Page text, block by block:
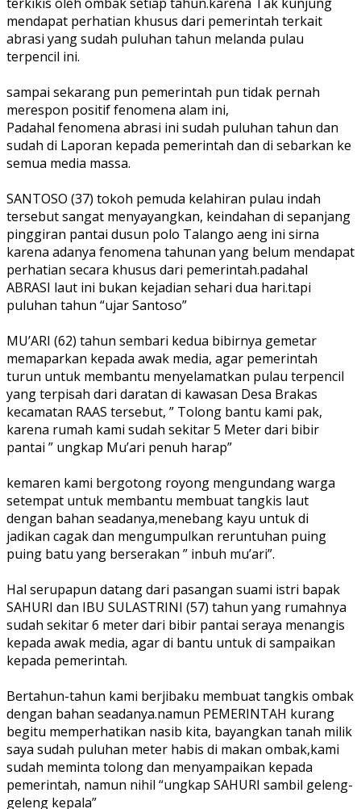
mendapat perhatian khusus dari pemerintah terkait
abrasi yang sudah puluhan tahun melanda pulau
terpencil ini.
sampai sekarang pun pemerintah pun tidak pernah
merespon positif fenomena alam ini,
Padahal fenomena abrasi ini sudah puluhan tahun dan
sudah di Laporan kepada pemerintah dan di sebarkan ke
semua media massa.
SANTOSO (37) tokoh pemuda kelahiran pulau indah
tersebut sangat menyayangkan, keindahan di sepanjang
pinggiran pantai dusun polo Talango aeng ini sirna
karena adanya fenomena tahunan yang belum mendapat
perhatian secara khusus dari pemerintah.padahal
ABRASI laut ini bukan kejadian sehari dua hari.tapi
puluhan tahun “ujar Santoso”
MU’ARI (62) tahun sembari kedua bibirnya gemetar
memaparkan kepada awak media, agar pemerintah
turun untuk membantu menyelamatkan pulau terpencil
yang terpisah dari daratan di kawasan Desa Brakas
kecamatan RAAS tersebut, ” Tolong bantu kami pak,
karena rumah kami sudah sekitar 5 Meter dari bibir
pantai ” ungkap Mu’ari penuh harap”
kemaren kami bergotong royong mengundang warga
setempat untuk membantu membuat tangkis laut
dengan bahan seadanya,menebang kayu untuk di
jadikan cagak dan mengumpulkan reruntuhan puing
puing batu yang berserakan ” inbuh mu’ari”.
Hal serupapun datang dari pasangan suami istri bapak
SAHURI dan IBU SULASTRINI (57) tahun yang rumahnya
sudah sekitar 6 meter dari bibir pantai seraya menangis
kepada awak media, agar di bantu untuk di sampaikan
kepada pemerintah.
Bertahun-tahun kami berjibaku membuat tangkis ombak
dengan bahan seadanya.namun PEMERINTAH kurang
begitu memperhatikan nasib kita, bayangkan tanah milik
saya sudah puluhan meter habis di makan ombak,kami
sudah meminta tolong dan menyampaikan kepada
pemerintah, namun nihil “ungkap SAHURI sambil geleng-
geleng kepala”